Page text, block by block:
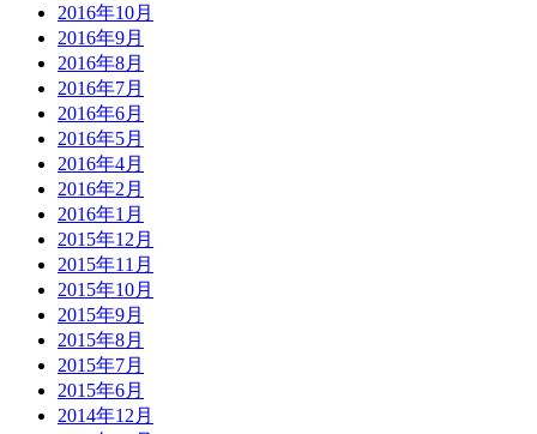
2016年10月
2016年9月
2016年8月
2016年7月
2016年6月
2016年5月
2016年4月
2016年2月
2016年1月
2015年12月
2015年11月
2015年10月
2015年9月
2015年8月
2015年7月
2015年6月
2014年12月